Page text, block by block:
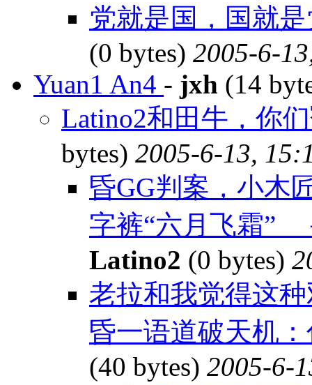
党就是国，国就
(0 bytes) 2005-6-
Yuan1 An4 - jxh (14
Latino2和田牛，你
bytes) 2005-6-13,
昏GG判案，小木
字裤“六月飞霜”
Latino2 (0 bytes)
老拉和我觉得这
昏一语道破天机
(40 bytes) 2005-6-